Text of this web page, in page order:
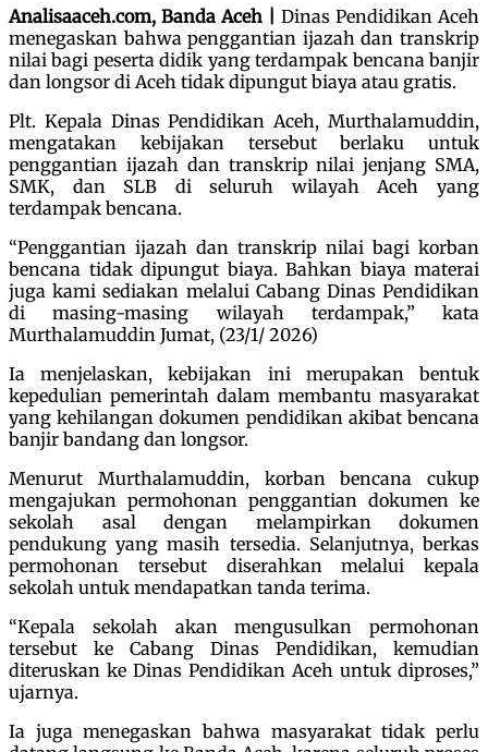
Analisaaceh.com, Banda Aceh | Dinas Pendidikan Aceh
menegaskan bahwa penggantian ijazah dan transkrip
nilai bagi peserta didik yang terdampak bencana banjir
dan longsor di Aceh tidak dipungut biaya atau gratis.
Plt. Kepala Dinas Pendidikan Aceh, Murthalamuddin,
mengatakan kebijakan tersebut berlaku untuk
penggantian ijazah dan transkrip nilai jenjang SMA,
SMK, dan SLB di seluruh wilayah Aceh yang
terdampak bencana.
“Penggantian ijazah dan transkrip nilai bagi korban
bencana tidak dipungut biaya. Bahkan biaya materai
juga kami sediakan melalui Cabang Dinas Pendidikan
di masing-masing wilayah terdampak,” kata
Murthalamuddin Jumat, (23/1/ 2026)
Ia menjelaskan, kebijakan ini merupakan bentuk
kepedulian pemerintah dalam membantu masyarakat
yang kehilangan dokumen pendidikan akibat bencana
banjir bandang dan longsor.
Menurut Murthalamuddin, korban bencana cukup
mengajukan permohonan penggantian dokumen ke
sekolah asal dengan melampirkan dokumen
pendukung yang masih tersedia. Selanjutnya, berkas
permohonan tersebut diserahkan melalui kepala
sekolah untuk mendapatkan tanda terima.
“Kepala sekolah akan mengusulkan permohonan
tersebut ke Cabang Dinas Pendidikan, kemudian
diteruskan ke Dinas Pendidikan Aceh untuk diproses,”
ujarnya.
Ia juga menegaskan bahwa masyarakat tidak perlu